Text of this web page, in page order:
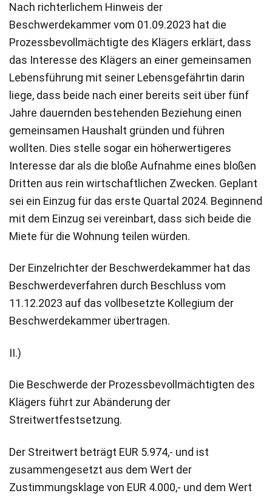
Nach richterlichem Hinweis der
Beschwerdekammer vom 01.09.2023 hat die
Prozessbevollmächtigte des Klägers erklärt, dass
das Interesse des Klägers an einer gemeinsamen
Lebensführung mit seiner Lebensgefährtin darin
liege, dass beide nach einer bereits seit über fünf
Jahre dauernden bestehenden Beziehung einen
gemeinsamen Haushalt gründen und führen
wollten. Dies stelle sogar ein höherwertigeres
Interesse dar als die bloße Aufnahme eines bloßen
Dritten aus rein wirtschaftlichen Zwecken. Geplant
sei ein Einzug für das erste Quartal 2024. Beginnend
mit dem Einzug sei vereinbart, dass sich beide die
Miete für die Wohnung teilen würden.
Der Einzelrichter der Beschwerdekammer hat das
Beschwerdeverfahren durch Beschluss vom
11.12.2023 auf das vollbesetzte Kollegium der
Beschwerdekammer übertragen.
II.)
Die Beschwerde der Prozessbevollmächtigten des
Klägers führt zur Abänderung der
Streitwertfestsetzung.
Der Streitwert beträgt EUR 5.974,- und ist
zusammengesetzt aus dem Wert der
Zustimmungsklage von EUR 4.000,- und dem Wert